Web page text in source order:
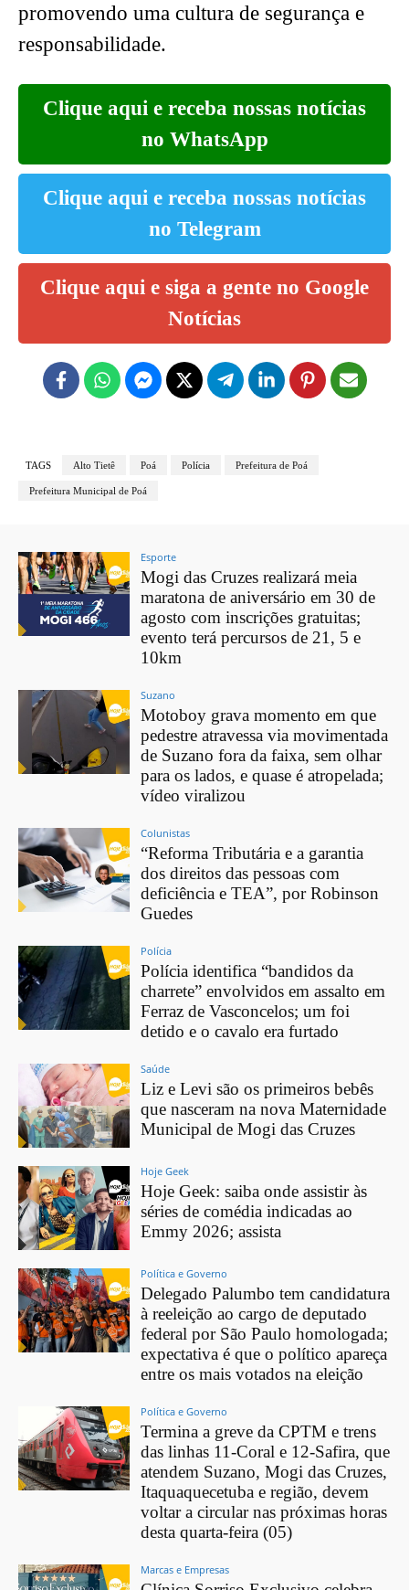
promovendo uma cultura de segurança e
responsabilidade.
Clique aqui e receba nossas notícias
no WhatsApp
Clique aqui e receba nossas notícias
no Telegram
Clique aqui e siga a gente no Google
Notícias
TAGS Alto Tietê Poá Polícia Prefeitura de Poá
Prefeitura Municipal de Poá
Esporte
Mogi das Cruzes realizará meia
maratona de aniversário em 30 de
agosto com inscrições gratuitas;
evento terá percursos de 21, 5 e
10km
Suzano
Motoboy grava momento em que
pedestre atravessa via movimentada
de Suzano fora da faixa, sem olhar
para os lados, e quase é atropelada;
vídeo viralizou
Colunistas
“Reforma Tributária e a garantia
dos direitos das pessoas com
deficiência e TEA”, por Robinson
Guedes
Polícia
Polícia identifica “bandidos da
charrete” envolvidos em assalto em
Ferraz de Vasconcelos; um foi
detido e o cavalo era furtado
Saúde
Liz e Levi são os primeiros bebês
que nasceram na nova Maternidade
Municipal de Mogi das Cruzes
Hoje Geek
Hoje Geek: saiba onde assistir às
séries de comédia indicadas ao
Emmy 2026; assista
Política e Governo
Delegado Palumbo tem candidatura
à reeleição ao cargo de deputado
federal por São Paulo homologada;
expectativa é que o político apareça
entre os mais votados na eleição
Política e Governo
Termina a greve da CPTM e trens
das linhas 11-Coral e 12-Safira, que
atendem Suzano, Mogi das Cruzes,
Itaquaquecetuba e região, devem
voltar a circular nas próximas horas
desta quarta-feira (05)
Marcas e Empresas